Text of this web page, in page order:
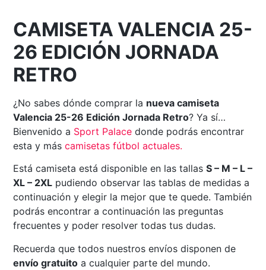
CAMISETA VALENCIA 25-
26 EDICIÓN JORNADA
RETRO
¿No sabes dónde comprar la nueva camiseta
Valencia 25-26 Edición Jornada Retro? Ya sí…
Bienvenido a Sport Palace donde podrás encontrar
esta y máscamisetas fútbol actuales.
Está camiseta está disponible en las tallasS – M – L –
XL – 2XL pudiendo observar las tablas de medidas a
continuación y elegir la mejor que te quede. También
podrás encontrar a continuación las preguntas
frecuentes y poder resolver todas tus dudas.
Recuerda que todos nuestros envíos disponen de
envío gratuito a cualquier parte del mundo.